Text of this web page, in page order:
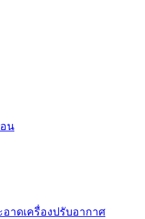
น
าดเครื่องปรับอากาศ